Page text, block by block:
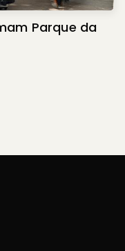
Parque da